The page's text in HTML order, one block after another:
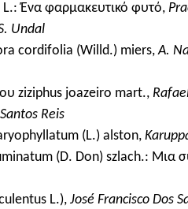
L.: Ένα φαρμακευτικό φυτό,
Undal
cordifolia (Willd.) miers,A.
ziziphus joazeiro mart.,
Reis
(L.) alston,
(D. Don) szlach.: Μια
L.), José Francisco Dos